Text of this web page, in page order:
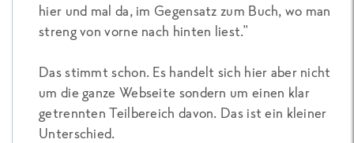
hier und mal da, im Gegensatz zum Buch, wo man
streng von vorne nach hinten liest."
Das stimmt schon. Es handelt sich hier aber nicht
um die ganze Webseite sondern um einen klar
getrennten Teilbereich davon. Das ist ein kleiner
Unterschied.